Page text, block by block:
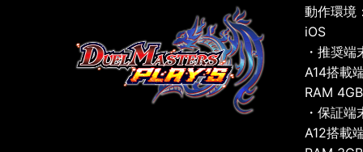
動作環境
iOS
・推奨端
A14搭載
RAM
・保証端
A12搭載